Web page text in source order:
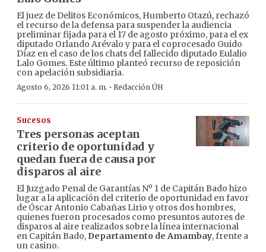
El juez de Delitos Económicos, Humberto Otazú, rechazó
el recurso de la defensa para suspender la audiencia
preliminar fijada para el 17 de agosto próximo, para el ex
diputado Orlando Arévalo y para el coprocesado Guido
Díaz en el caso de los chats del fallecido diputado Eulalio
Lalo Gomes. Este último planteó recurso de reposición
con apelación subsidiaria.
Agosto 6, 2026 11:01 a. m. · Redacción ÚH
Sucesos
Tres personas aceptan
criterio de oportunidad y
quedan fuera de causa por
disparos al aire
El Juzgado Penal de Garantías Nº 1 de Capitán Bado hizo
lugar a la aplicación del criterio de oportunidad en favor
de Óscar Antonio Cabañas Lirio y otros dos hombres,
quienes fueron procesados como presuntos autores de
disparos al aire realizados sobre la línea internacional
en Capitán Bado, Departamento de Amambay, frente a
un casino.